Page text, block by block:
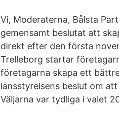
Vi, Moderaterna, Bålsta
gemensamt beslutat att
direkt efter den första
Trelleborg startar
företagarna skapa ett
länsstyrelsens beslut om
Väljarna var tydliga i valet